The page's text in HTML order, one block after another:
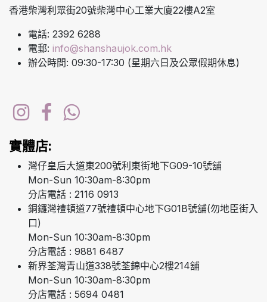
香港柴灣利眾街20號柴灣中心工業大廈22樓A2室
電話: 2392 6288
電郵: info@shanshaujok.com.hk
辦公時間: 09:30-17:30 (星期六日及公眾假期休息)
實體店:
灣仔皇后大道東200號利東街地下G09-10號舖
Mon-Sun 10:30am-8:30pm
分店電話 : 2116 0913
銅鑼灣禮頓道77號禮頓中心地下G01B號舖(勿地臣街入
口)
Mon-Sun 10:30am-8:30pm
分店電話 : 9881 6487
新界荃灣青山道338號荃錦中心2樓214舖
Mon-Sun 10:30am-8:30pm
分店電話 : 5694 0481